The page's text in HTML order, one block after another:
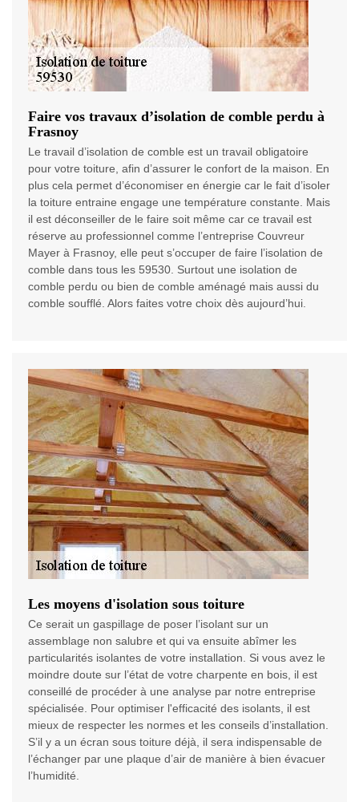
Faire vos travaux d’isolation de comble perdu à
Frasnoy
Le travail d’isolation de comble est un travail obligatoire
pour votre toiture, afin d’assurer le confort de la maison. En
plus cela permet d’économiser en énergie car le fait d’isoler
la toiture entraine engage une température constante. Mais
il est déconseiller de le faire soit même car ce travail est
réserve au professionnel comme l’entreprise Couvreur
Mayer à Frasnoy, elle peut s’occuper de faire l’isolation de
comble dans tous les 59530. Surtout une isolation de
comble perdu ou bien de comble aménagé mais aussi du
comble soufflé. Alors faites votre choix dès aujourd’hui.
Les moyens d'isolation sous toiture
Ce serait un gaspillage de poser l’isolant sur un
assemblage non salubre et qui va ensuite abîmer les
particularités isolantes de votre installation. Si vous avez le
moindre doute sur l’état de votre charpente en bois, il est
conseillé de procéder à une analyse par notre entreprise
spécialisée. Pour optimiser l'efficacité des isolants, il est
mieux de respecter les normes et les conseils d’installation.
S’il y a un écran sous toiture déjà, il sera indispensable de
l’échanger par une plaque d’air de manière à bien évacuer
l’humidité.